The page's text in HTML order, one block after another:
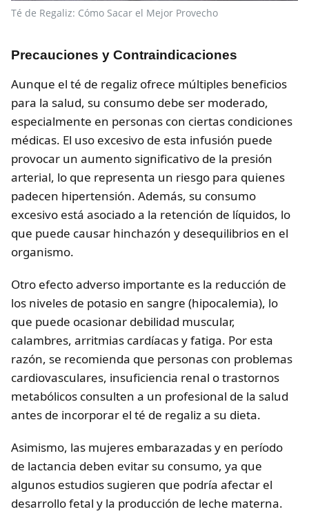
Té de Regaliz: Cómo Sacar el Mejor Provecho
Precauciones y Contraindicaciones
Aunque el té de regaliz ofrece múltiples beneficios
para la salud, su consumo debe ser moderado,
especialmente en personas con ciertas condiciones
médicas. El uso excesivo de esta infusión puede
provocar un aumento significativo de la presión
arterial, lo que representa un riesgo para quienes
padecen hipertensión. Además, su consumo
excesivo está asociado a la retención de líquidos, lo
que puede causar hinchazón y desequilibrios en el
organismo.
Otro efecto adverso importante es la reducción de
los niveles de potasio en sangre (hipocalemia), lo
que puede ocasionar debilidad muscular,
calambres, arritmias cardíacas y fatiga. Por esta
razón, se recomienda que personas con problemas
cardiovasculares, insuficiencia renal o trastornos
metabólicos consulten a un profesional de la salud
antes de incorporar el té de regaliz a su dieta.
Asimismo, las mujeres embarazadas y en período
de lactancia deben evitar su consumo, ya que
algunos estudios sugieren que podría afectar el
desarrollo fetal y la producción de leche materna.